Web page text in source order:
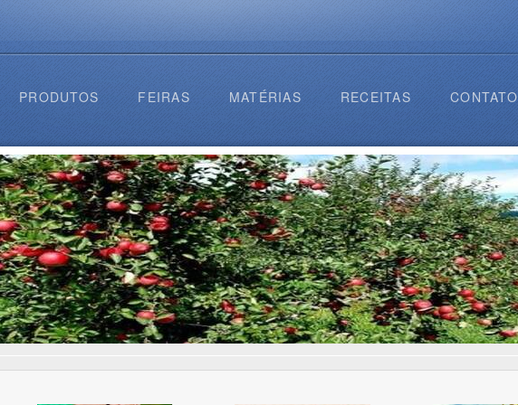
PRODUTOS FEIRAS MATÉRIAS RECEITAS CONTATO